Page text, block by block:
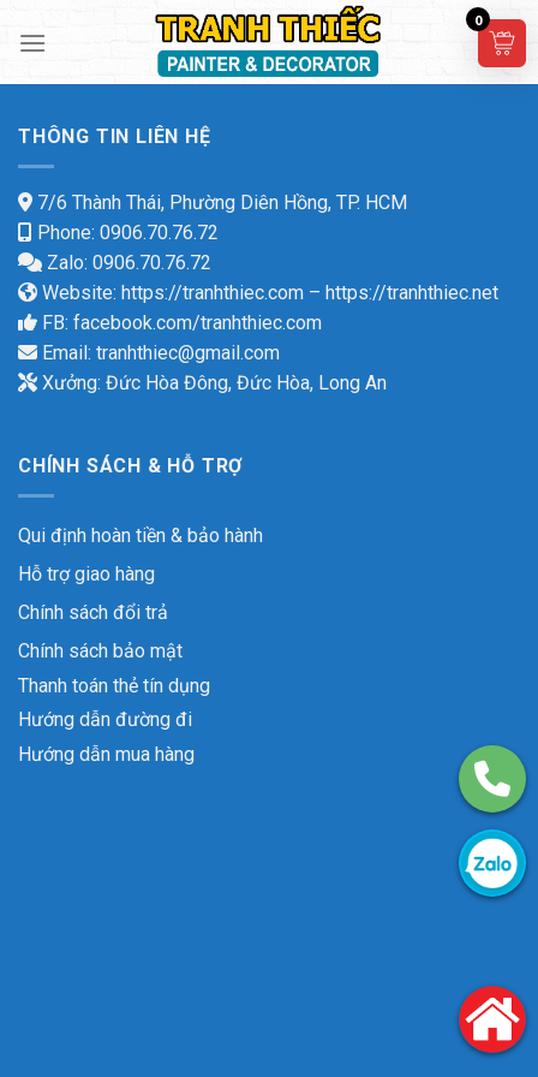
THÔNG TIN LIÊN HỆ
7/6 Thành Thái, Phường Diên Hồng, TP. HCM
Phone: 0906.70.76.72
Zalo: 0906.70.76.72
Website: https://tranhthiec.com – https://tranhthiec.net
FB: facebook.com/tranhthiec.com
Email: tranhthiec@gmail.com
Xưởng: Đức Hòa Đông, Đức Hòa, Long An
CHÍNH SÁCH & HỖ TRỢ
Qui định hoàn tiền & bảo hành
Hỗ trợ giao hàng
Chính sách đổi trả
Chính sách bảo mật
Thanh toán thẻ tín dụng
Hướng dẫn đường đi
Hướng dẫn mua hàng
0